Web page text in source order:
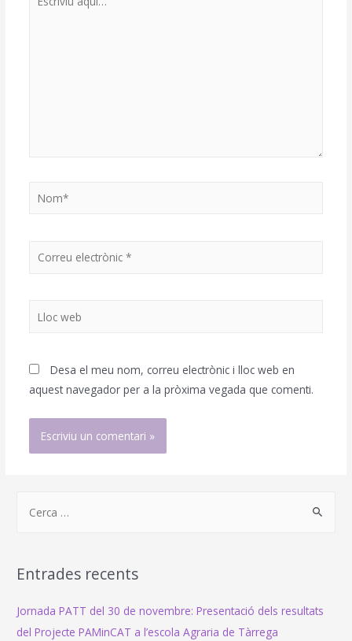
Correu
Lloc
Desa el meu nom, correu electrònic i lloc web en
aquest navegador per a la pròxima vegada que comenti.
h
f
Entrades recents
Jornada PATT del 30 de novembre: Presentació dels resultats
del Projecte PAMinCAT a l’escola Agraria de Tàrrega